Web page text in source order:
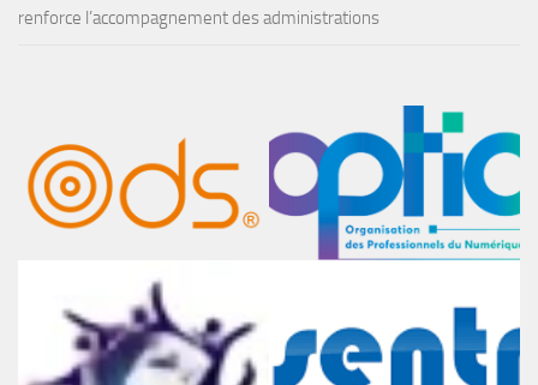
renforce l’accompagnement des administrations